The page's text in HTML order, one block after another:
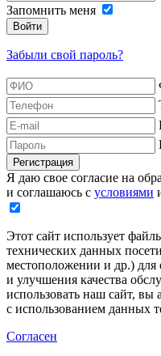
Запомнить меня
Войти
Забыли свой пароль?
Регистрация
Я даю свое согласие на
и соглашаюсь с условиями
Этот сайт использует
технических данных
местоположении и др.) для
и улучшения качества
использовать наш сайт, вы
с использованием данных
Согласен